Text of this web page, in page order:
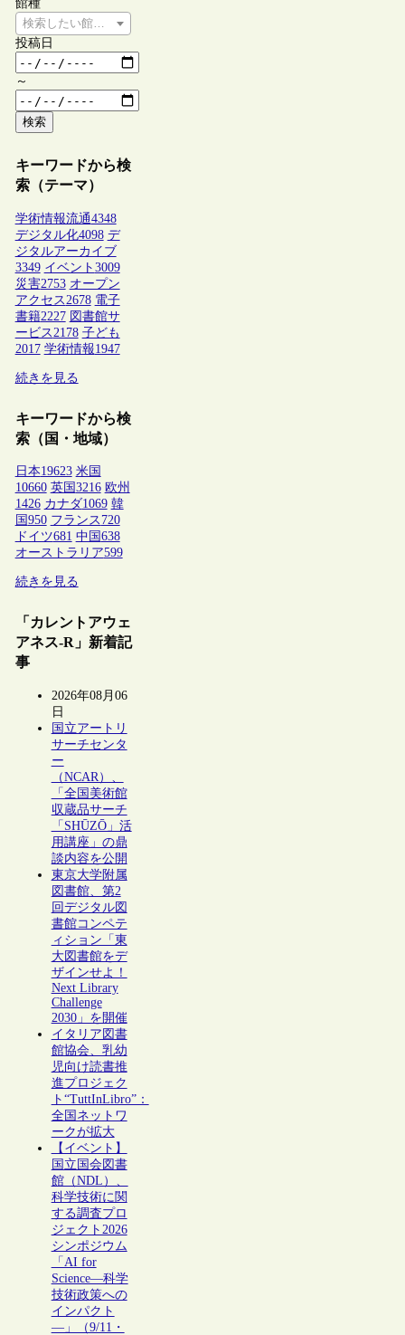
館種
検索したい館種を選択してください
投稿日
～
検索
キーワードから検
索（テーマ）
学術情報流通4348
デジタル化4098 デ
ジタルアーカイブ
3349 イベント 3009
災害2753 オープン
アクセス 2678 電子
書籍2227 図書館サ
ービス 2178 子ども
2017 学術情報1947
続きを見る
キーワードから検
索（国・地域）
日本19623 米国
10660 英国 3216 欧州
1426 カナダ1069 韓
国 950 フランス 720
ドイツ681 中国 638
オーストラリア599
続きを見る
「カレントアウェ
アネス-R」新着記
事
2026年08月06
日
国立アートリ
サーチセンタ
ー
（NCAR）、
「全国美術館
収蔵品サーチ
「SHŪZŌ」活
用講座」の鼎
談内容を公開
東京大学附属
図書館、第2
回デジタル図
書館コンペテ
ィション「東
大図書館をデ
ザインせよ！
Next Library
Challenge
2030」を開催
イタリア図書
館協会、乳幼
児向け読書推
進プロジェク
ト“TuttInLibro”：
全国ネットワ
ークが拡大
【イベント】
国立国会図書
館（NDL）、
科学技術に関
する調査プロ
ジェクト2026
シンポジウム
「AI for
Science―科学
技術政策への
インパクト
―」（9/11・